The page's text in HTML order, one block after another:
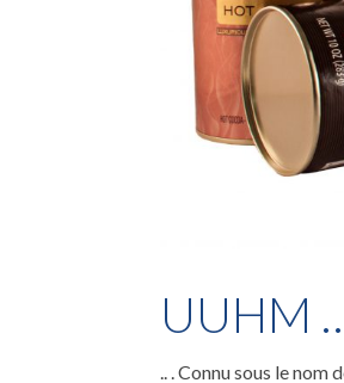
UUHM
.. . Connu sous le